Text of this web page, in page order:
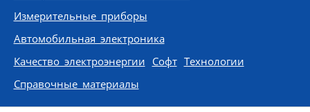
Измерительные приборы
Автомобильная электроника
Качество электроэнергии Софт Технологии
Справочные материалы